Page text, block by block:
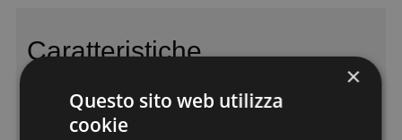
Caratteristiche
Vani:12
Camere:4
×
Questo sito web utilizza
cookie